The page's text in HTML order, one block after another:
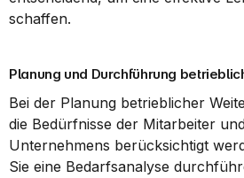
schaffen.
Planung und Durchführung
Bei der Planung betrieblicher
die Bedürfnisse der Mitarbeiter
Unternehmens berücksichtigt
Sie eine Bedarfsanalyse